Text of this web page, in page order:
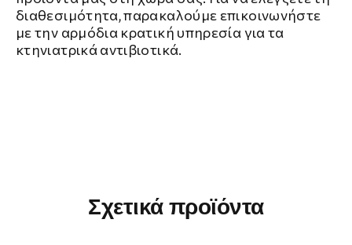
διαθεσιμότητα, παρακαλούμε επικοινωνήστε
με την αρμόδια κρατική υπηρεσία για τα
κτηνιατρικά αντιβιοτικά.
Σχετικά προϊόντα